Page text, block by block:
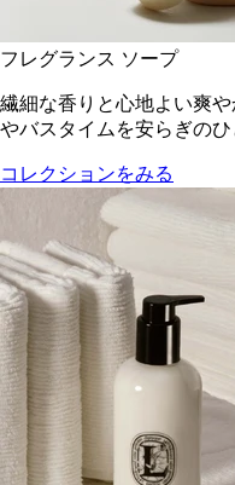
フレグランス ソープ
繊細な香りと心地よい爽
やバスタイムを安らぎのひ
コレクションをみる